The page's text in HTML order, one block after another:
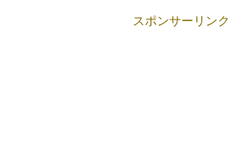
スポンサーリンク